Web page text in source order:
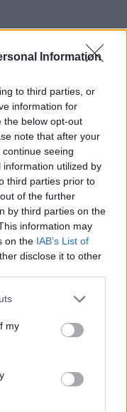
Information
to third parties, or
information for
the below opt-out
note that after your
seeing
utilized by
third parties prior to
of the further
by third parties on the
information may
on the IAB’s List of
disclose it to other
my